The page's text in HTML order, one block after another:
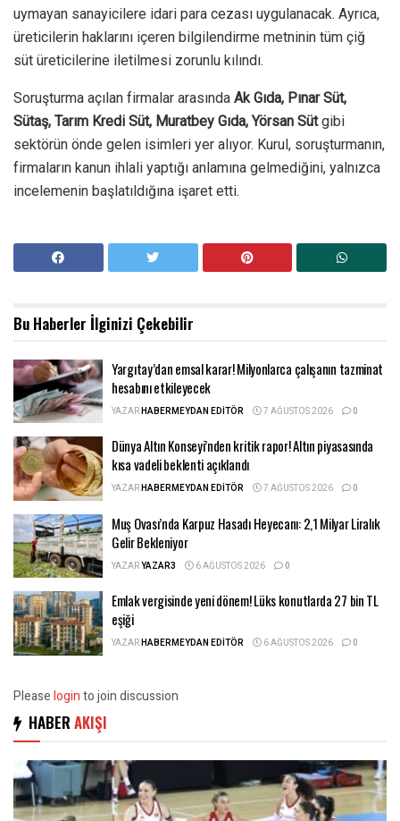
uymayan sanayicilere idari para cezası uygulanacak. Ayrıca,
üreticilerin haklarını içeren bilgilendirme metninin tüm çiğ
süt üreticilerine iletilmesi zorunlu kılındı.
Soruşturma açılan firmalar arasında Ak Gıda, Pınar Süt,
Sütaş, Tarım Kredi Süt, Muratbey Gıda, Yörsan Sütgibi
sektörün önde gelen isimleri yer alıyor. Kurul, soruşturmanın,
firmaların kanun ihlali yaptığı anlamına gelmediğini, yalnızca
incelemenin başlatıldığına işaret etti.
Bu Haberler İlginizi Çekebilir
Yargıtay’dan emsal karar! Milyonlarca çalışanın tazminat
hesabını etkileyecek
YAZARHABERMEYDAN EDITÖR 7 AĞUSTOS 2026 0
Dünya Altın Konseyi’nden kritik rapor! Altın piyasasında
kısa vadeli beklenti açıklandı
YAZARHABERMEYDAN EDITÖR 7 AĞUSTOS 2026 0
Muş Ovası’nda Karpuz Hasadı Heyecanı: 2,1 Milyar Liralık
Gelir Bekleniyor
YAZARYAZAR3 6 AĞUSTOS 2026 0
Emlak vergisinde yeni dönem! Lüks konutlarda 27 bin TL
eşiği
YAZARHABERMEYDAN EDITÖR 6 AĞUSTOS 2026 0
Pleaseloginto join discussion
HABER AKIŞI